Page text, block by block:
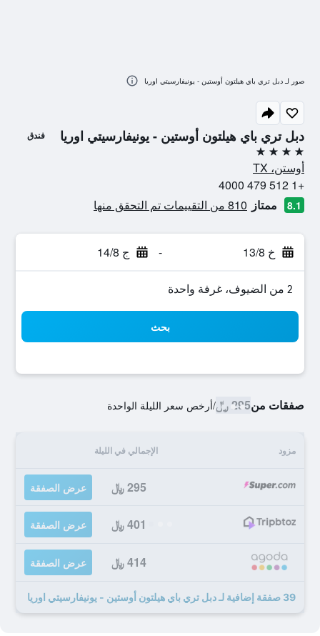
دبل تري باي هيلتون أوستين - يونيفارسيتي اوريا فندق
4 نجوم
أوستن، TX
+1 512 479 4000
8.1 ممتاز 810 من التقييمات تم التحقق منها
خ 13/8 - ج 14/8
2 من الضيوف، غرفة واحدة
بحث
صفقات من295 ﷼ /أرخص سعر الليلة الواحدة
مزود الإجمالي في الليلة
295 ﷼ عرض الصفقة
401 ﷼ عرض الصفقة
414 ﷼ عرض الصفقة
39 صفقة إضافية لـ دبل تري باي هيلتون أوستين - يونيفارسيتي اوريا
صور لـ دبل تري باي هيلتون أوستين - يونيفارسيتي اوريا